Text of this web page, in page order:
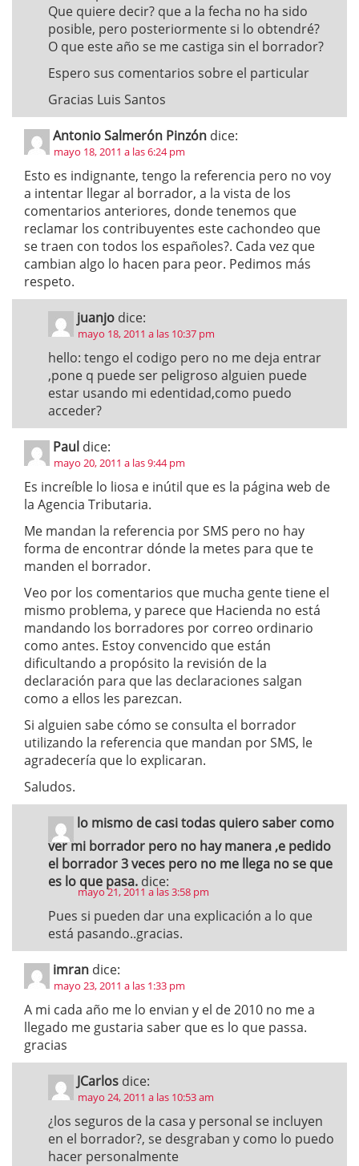
Que quiere decir? que a la fecha no ha sido
posible, pero posteriormente si lo obtendré?
O que este año se me castiga sin el borrador?
Espero sus comentarios sobre el particular
Gracias Luis Santos
Antonio Salmerón Pinzón dice:
mayo 18, 2011 a las 6:24 pm
Esto es indignante, tengo la referencia pero no voy
a intentar llegar al borrador, a la vista de los
comentarios anteriores, donde tenemos que
reclamar los contribuyentes este cachondeo que
se traen con todos los españoles?. Cada vez que
cambian algo lo hacen para peor. Pedimos más
respeto.
juanjo dice:
mayo 18, 2011 a las 10:37 pm
hello: tengo el codigo pero no me deja entrar
,pone q puede ser peligroso alguien puede
estar usando mi edentidad,como puedo
acceder?
Paul dice:
mayo 20, 2011 a las 9:44 pm
Es increíble lo liosa e inútil que es la página web de
la Agencia Tributaria.
Me mandan la referencia por SMS pero no hay
forma de encontrar dónde la metes para que te
manden el borrador.
Veo por los comentarios que mucha gente tiene el
mismo problema, y parece que Hacienda no está
mandando los borradores por correo ordinario
como antes. Estoy convencido que están
dificultando a propósito la revisión de la
declaración para que las declaraciones salgan
como a ellos les parezcan.
Si alguien sabe cómo se consulta el borrador
utilizando la referencia que mandan por SMS, le
agradecería que lo explicaran.
Saludos.
lo mismo de casi todas quiero saber como
ver mi borrador pero no hay manera ,e pedido
el borrador 3 veces pero no me llega no se que
es lo que pasa. dice:
mayo 21, 2011 a las 3:58 pm
Pues si pueden dar una explicación a lo que
está pasando..gracias.
imran dice:
mayo 23, 2011 a las 1:33 pm
A mi cada año me lo envian y el de 2010 no me a
llegado me gustaria saber que es lo que passa.
gracias
JCarlos dice:
mayo 24, 2011 a las 10:53 am
¿los seguros de la casa y personal se incluyen
en el borrador?, se desgraban y como lo puedo
hacer personalmente